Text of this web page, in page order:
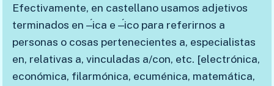
Efectivamente, en castellano usamos adjetivos
terminados en ‒́ica e ‒́ico para referirnos a
personas o cosas pertenecientes a, especialistas
en, relativas a, vinculadas a/con, etc. [electrónica,
económica, filarmónica, ecuménica, matemática,